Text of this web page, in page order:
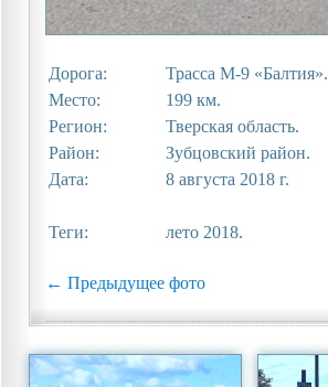
Дорога:
Трасса М-9 «Балтия».
Место:
199 км.
Регион:
Тверская область.
Район:
Зубцовский район.
Дата:
8 августа 2018 г.
Теги: лето 2018.
← Предыдущее фото